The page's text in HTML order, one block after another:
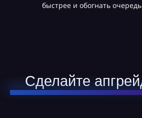
быстрее и обогнать
Сделайте